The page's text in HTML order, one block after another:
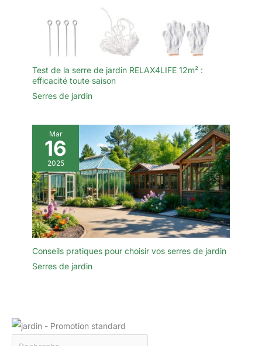
Test de la serre de jardin RELAX4LIFE 12m² :
efficacité toute saison
Serres de jardin
Mar
16
2025
Conseils pratiques pour choisir vos serres de jardin
Serres de jardin